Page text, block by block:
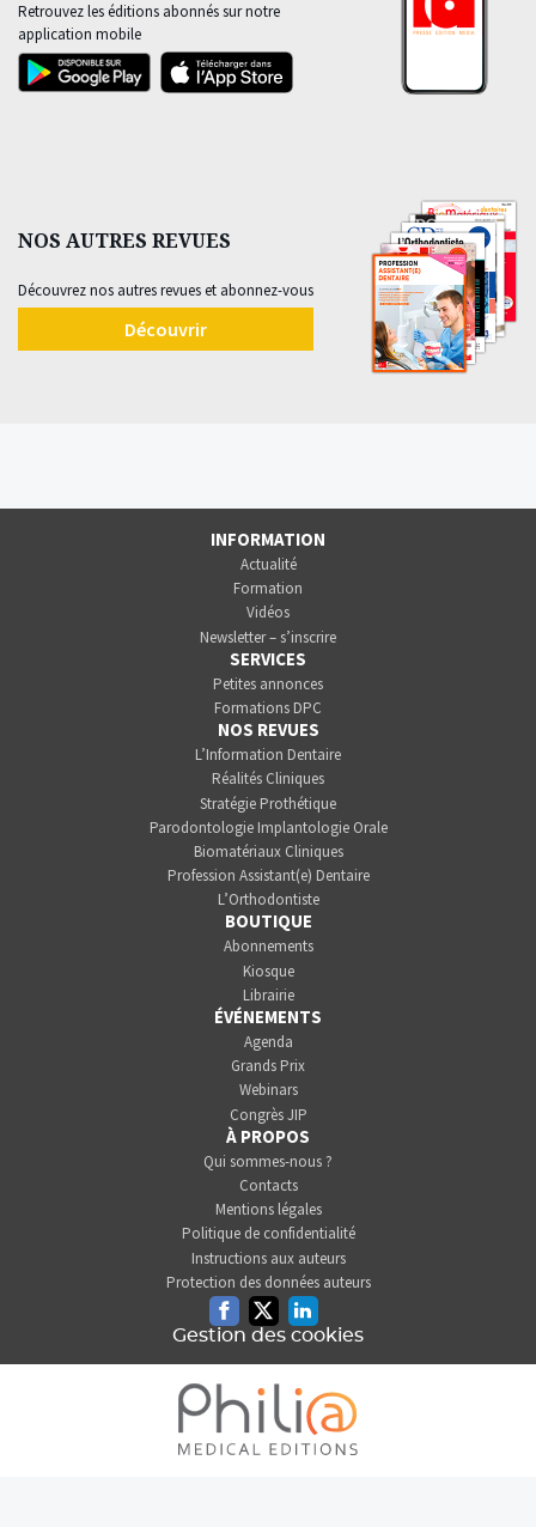
Retrouvez les éditions abonnés sur notre
application mobile
NOS AUTRES REVUES
Découvrez nos autres revues et abonnez-vous
Découvrir
INFORMATION
Actualité
Formation
Vidéos
Newsletter – s’inscrire
SERVICES
Petites annonces
Formations DPC
NOS REVUES
L’Information Dentaire
Réalités Cliniques
Stratégie Prothétique
Parodontologie Implantologie Orale
Biomatériaux Cliniques
Profession Assistant(e) Dentaire
L’Orthodontiste
BOUTIQUE
Abonnements
Kiosque
Librairie
ÉVÉNEMENTS
Agenda
Grands Prix
Webinars
Congrès JIP
À PROPOS
Qui sommes-nous ?
Contacts
Mentions légales
Politique de confidentialité
Instructions aux auteurs
Protection des données auteurs
FacebookTwitterLinkedin
Gestion des cookies